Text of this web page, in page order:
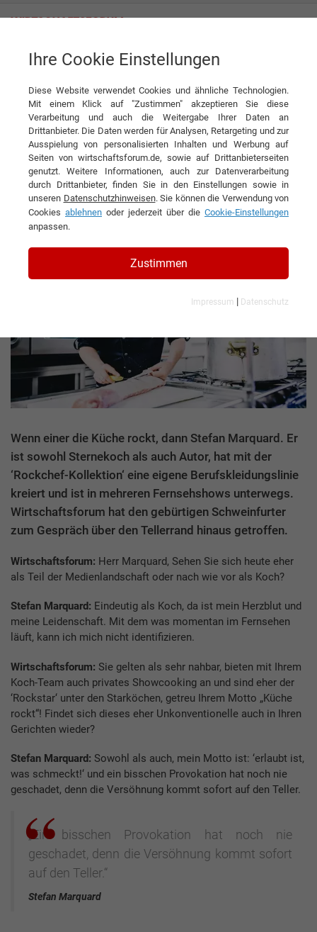
Interviews
Interview
DIESEN ARTIKEL EMPFEHLEN
Die Küche zum Rocken bringen
Interview mit Stefan Marquard, Sterne- &
TV-Koch sowie Buchautor
Wenn einer die Küche rockt, dann Stefan Marquard. Er
ist sowohl Sternekoch als auch Autor, hat mit der
‘Rockchef-Kollektion‘ eine eigene Berufskleidungslinie
kreiert und ist in mehreren Fernsehshows unterwegs.
Wirtschaftsforum hat den gebürtigen Schweinfurter
zum Gespräch über den Tellerrand hinaus getroffen.
Wirtschaftsforum: Herr Marquard, Sehen Sie sich heute eher
als Teil der Medienlandschaft oder nach wie vor als Koch?
Stefan Marquard: Eindeutig als Koch, da ist mein Herzblut und
meine Leidenschaft. Mit dem was momentan im Fernsehen
läuft, kann ich mich nicht identifizieren.
Wirtschaftsforum: Sie gelten als sehr nahbar, bieten mit Ihrem
Koch-Team auch privates Showcooking an und sind eher der
‘Rockstar‘ unter den Starköchen, getreu Ihrem Motto „Küche
rockt“! Findet sich dieses eher Unkonventionelle auch in Ihren
Gerichten wieder?
Stefan Marquard: Sowohl als auch, mein Motto ist: ‘erlaubt ist,
was schmeckt!‘ und ein bisschen Provokation hat noch nie
geschadet, denn die Versöhnung kommt sofort auf den Teller.
„Ein bisschen Provokation hat noch nie
geschadet, denn die Versöhnung kommt sofort
auf den Teller.“
Stefan Marquard
Ihre Cookie Einstellungen
Diese Website verwendet Cookies und ähnliche Technologien.
Mit einem Klick auf "Zustimmen" akzeptieren Sie diese
Verarbeitung und auch die Weitergabe Ihrer Daten an
Drittanbieter. Die Daten werden für Analysen, Retargeting und zur
Ausspielung von personalisierten Inhalten und Werbung auf
Seiten von wirtschaftsforum.de, sowie auf Drittanbieterseiten
genutzt. Weitere Informationen, auch zur Datenverarbeitung
durch Drittanbieter, finden Sie in den Einstellungen sowie in
unseren Datenschutzhinweisen. Sie können die Verwendung von
Cookies ablehnen oder jederzeit über die Cookie-Einstellungen
anpassen.
Zustimmen
Impressum | Datenschutz